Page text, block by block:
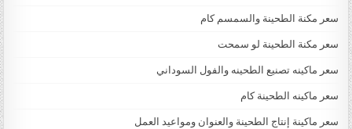
سعر مكنة الطحينة والسمسم كام
سعر مكنة الطحينة لو سمحت
سعر ماكينه تصنيع الطحينه والفول السوداني
سعر ماكينه الطحينة كام
سعر ماكينة إنتاج الطحينة والعنوان ومواعيد العمل